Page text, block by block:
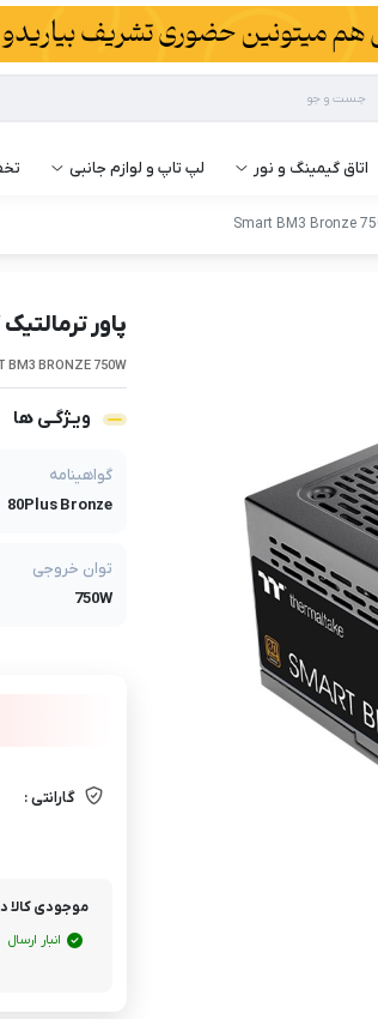
اتاق گیمینگ و نور لپ تاپ و لوازم جانبی
پاور ترمالتیک Smart BM3 Bronze 750W
BM3 BRONZE 750W
ویـژگـی ها
گواهینامه
80Plus Bronze
توان خروجی
750W
گارانتی :
موجودی کالا
انبار ارسال